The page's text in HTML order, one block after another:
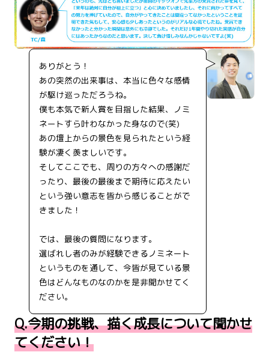
ありがとう！
あの突然の出来事は、本当に色々な感情
が駆け巡っただろうね。
僕も本気で新人賞を目指した結果、ノミ
ネートすら叶わなかった身なので(笑)
あの壇上からの景色を見られたという経
験が凄く羨ましいです。
そしてここでも、周りの方々への感謝だ
ったり、最後の最後まで期待に応えたい
という強い意志を皆から感じることがで
きました！
では、最後の質問になります。
選ばれし者のみが経験できるノミネート
というものを通して、今皆が見ている景
色はどんなものなのかを是非聞かせてく
ださい。
Q.今期の挑戦、描く成長について聞かせ
てください！